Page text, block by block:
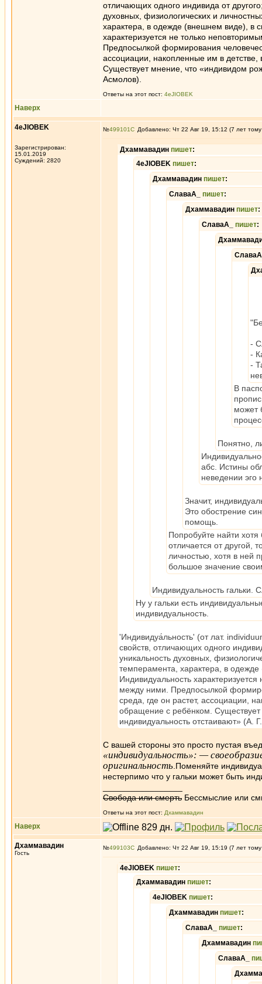
отличающих одного индивида от
духовных, физиологических и
характера, в одежде (внешнем виде), в
характеризуется не только
Предпосылкой формирования
ассоциации, накопленные им в
Существует мнение, что «индивидом
Асмолов).
Ответы на этот пост: 4eJIOBEK
Наверх
4eJIOBEK
Зарегистрирован:
15.01.2019
Суждений: 2820
№499101 Добавлено: Чт 22 Авг 19, 15:12 (7 лет
Дхаммавадин пишет:
4eJIOBEK пишет:
Дхаммавадин пишет:
СлаваА_ пишет:
Дхаммавадин пишет:
СлаваА_ пишет:
-
-
-
В
может
Понятно,
абс. Истины
неведении эго
Значит,
Это обострение
помощь.
Попробуйте найти
отличается от другой,
личностью, хотя в ней
большое значение
Индивидуальность гальки.
Ну у гальки есть
индивидуальность.
'Индивидуа́льность' (от лат.
свойств, отличающих одного
уникальность духовных,
темперамента, характера, в
Индивидуальность
между ними. Предпосылкой
среда, где он растет, ассоциации,
обращение с ребёнком.
индивидуальность отстаивают» (А.
С вашей стороны это просто пустая
«индивидуальность»: —
оригинальность .Поменяйте
нестерпимо что у гальки может быть
Свобода или смерть Бессмыслие или
Ответы на этот пост: Дхаммавадин
Наверх
Дхаммавадин
Гость
№499103 Добавлено: Чт 22 Авг 19, 15:19 (7 лет
4eJIOBEK пишет:
Дхаммавадин пишет:
4eJIOBEK пишет:
Дхаммавадин пишет:
СлаваА_ пишет:
Дхаммавадин
СлаваА_